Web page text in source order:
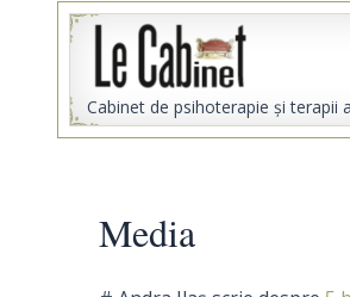
Cabinet de psihoterapie şi terapii
Media